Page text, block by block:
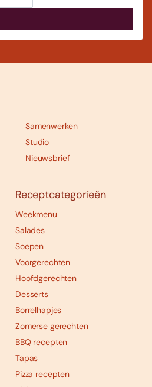
Samenwerken
Studio
Nieuwsbrief
Receptcategorieën
Weekmenu
Salades
Soepen
Voorgerechten
Hoofdgerechten
Desserts
Borrelhapjes
Zomerse gerechten
BBQ recepten
Tapas
Pizza recepten